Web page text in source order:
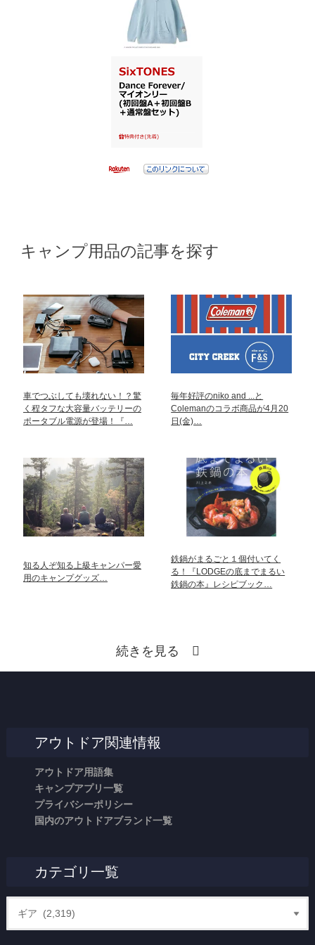
キャンプ用品の記事を探す
車でつぶしても壊れない！？驚
く程タフな大容量バッテリーの
ポータブル電源が登場！『…
毎年好評のniko and ...と
Colemanのコラボ商品が4月20
日(金)…
知る人ぞ知る上級キャンパー愛
用のキャンプグッズ…
鉄鍋がまるごと１個付いてく
る！『LODGEの底までまるい
鉄鍋の本』レシピブック…
続きを見る
アウトドア関連情報
アウトドア用語集
キャンプアプリ一覧
プライバシーポリシー
国内のアウトドアブランド一覧
カテゴリ一覧